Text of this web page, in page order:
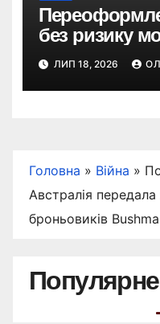
без ризику
змінив
використати
ЛИП 18, 2026
Головна » Війна »
Австралія передала
броньовиків
Популярне